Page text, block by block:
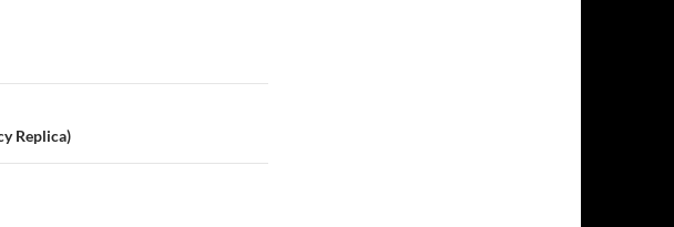
Replica)